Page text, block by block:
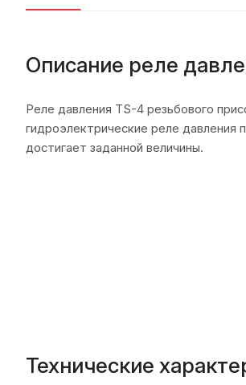
Описание реле
Реле давления TS-4 резьбового
гидроэлектрические реле давления
достигает заданной величины.
Технические